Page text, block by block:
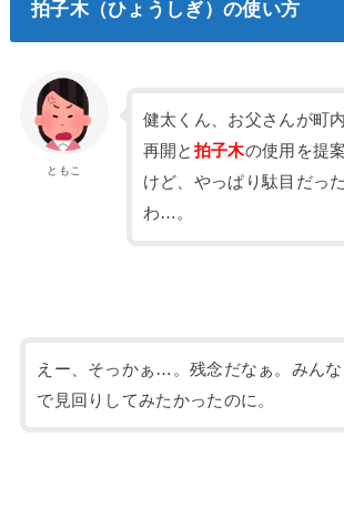
拍子木（ひょうしぎ）の使い方
ともこ
健太くん、お父さんが町
再開と 拍子木の使用を提
けど、やっぱり駄目だっ
わ…。
えー、そっかぁ…。残念だなぁ。みんな
で見回りしてみたかったのに。